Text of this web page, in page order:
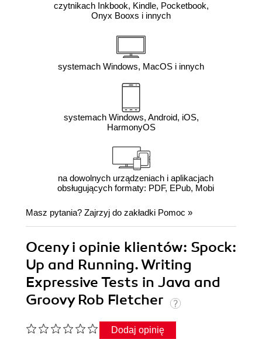
czytnikach Inkbook, Kindle, Pocketbook,
Onyx Booxs i innych
systemach Windows, MacOS i innych
systemach Windows, Android, iOS,
HarmonyOS
na dowolnych urządzeniach i aplikacjach
obsługujących formaty: PDF, EPub, Mobi
Masz pytania? Zajrzyj do zakładki Pomoc »
Oceny i opinie klientów: Spock:
Up and Running. Writing
Expressive Tests in Java and
Groovy Rob Fletcher
Dodaj opinię